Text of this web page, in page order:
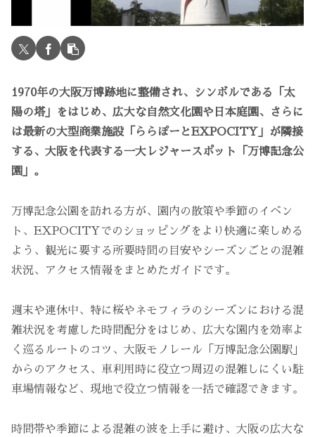
1970年の大阪万博跡地に整備され、シンボルである「太
陽の塔」をはじめ、広大な自然文化園や日本庭園、さらに
は最新の大型商業施設「ららぽーとEXPOCITY」が隣接
する、大阪を代表する一大レジャースポット「万博記念公
園」。
万博記念公園を訪れる方が、園内の散策や季節のイベン
ト、EXPOCITYでのショッピングをより快適に楽しめる
よう、観光に要する所要時間の目安やシーズンごとの混雑
状況、アクセス情報をまとめたガイドです。
週末や連休中、特に桜やネモフィラのシーズンにおける混
雑状況を考慮した時間配分をはじめ、広大な園内を効率よ
く巡るルートのコツ、大阪モノレール「万博記念公園駅」
からのアクセス、車利用時に役立つ周辺の混雑しにくい駐
車場情報など、現地で役立つ情報を一括で確認できます。
時間帯や季節による混雑の波を上手に避け、大阪の広大な